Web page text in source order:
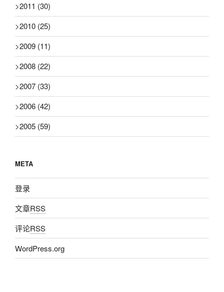
>2011 (30)
>2010 (25)
>2009 (11)
>2008 (22)
>2007 (33)
>2006 (42)
>2005 (59)
META
登录
文章RSS
评论RSS
WordPress.org